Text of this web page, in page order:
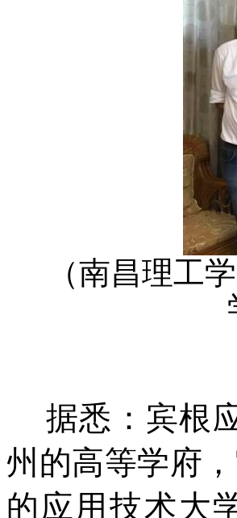
（南昌理工
据悉：宾根
州的高等学府
的应用技术大